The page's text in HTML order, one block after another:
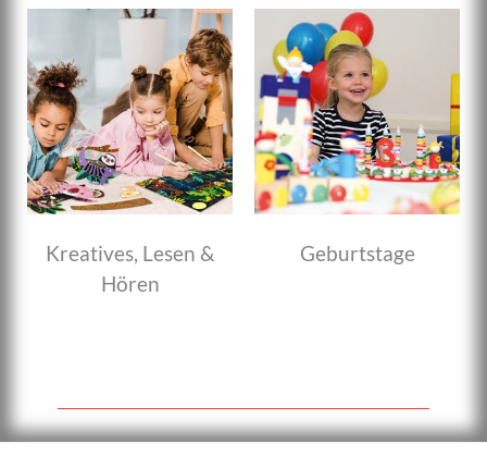
Kreatives, Lesen &
Hören
Geburtstage